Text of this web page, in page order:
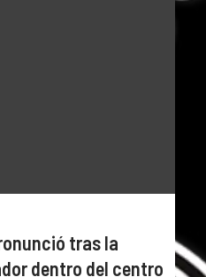
tras la
dentro del centro